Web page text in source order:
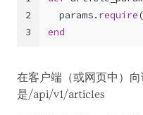
2
3
  params.
require(
end
在客户端（或网页中）
是/api/v1/articles